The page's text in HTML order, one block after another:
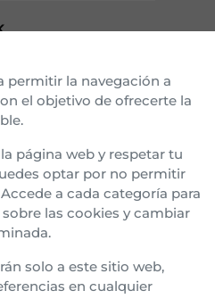
permitir la navegación a
el objetivo de ofrecerte la
página web y respetar tu
optar por no permitir
a cada categoría para
las cookies y cambiar
solo a este sitio web,
en cualquier